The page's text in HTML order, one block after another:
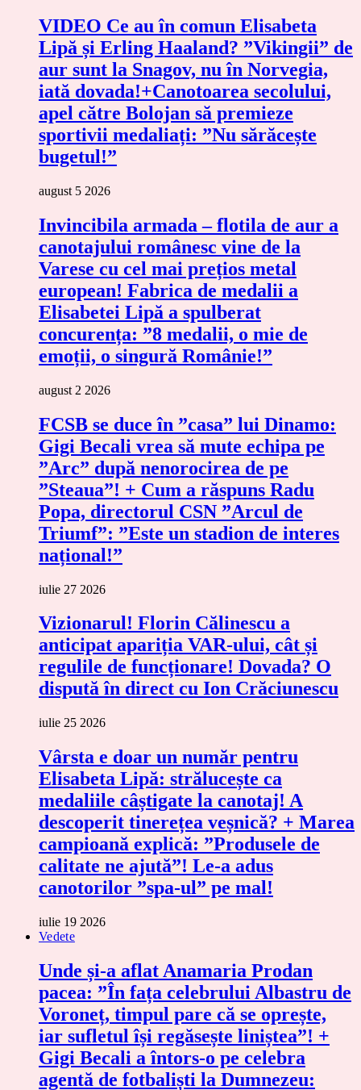
VIDEO Ce au în comun Elisabeta
Lipă și Erling Haaland? ”Vikingii” de
aur sunt la Snagov, nu în Norvegia,
iată dovada!+Canotoarea secolului,
apel către Bolojan să premieze
sportivii medaliați: ”Nu sărăcește
bugetul!”
august 5 2026
Invincibila armada – flotila de aur a
canotajului românesc vine de la
Varese cu cel mai prețios metal
european! Fabrica de medalii a
Elisabetei Lipă a spulberat
concurența: ”8 medalii, o mie de
emoții, o singură Românie!”
august 2 2026
FCSB se duce în ”casa” lui Dinamo:
Gigi Becali vrea să mute echipa pe
”Arc” după nenorocirea de pe
”Steaua”! + Cum a răspuns Radu
Popa, directorul CSN ”Arcul de
Triumf”: ”Este un stadion de interes
național!”
iulie 27 2026
Vizionarul! Florin Călinescu a
anticipat apariția VAR-ului, cât și
regulile de funcționare! Dovada? O
dispută în direct cu Ion Crăciunescu
iulie 25 2026
Vârsta e doar un număr pentru
Elisabeta Lipă: strălucește ca
medaliile câștigate la canotaj! A
descoperit tinerețea veșnică? + Marea
campioană explică: ”Produsele de
calitate ne ajută”! Le-a adus
canotorilor ”spa-ul” pe mal!
iulie 19 2026
Vedete
Unde și-a aflat Anamaria Prodan
pacea: ”În fața celebrului Albastru de
Voroneț, timpul pare că se oprește,
iar sufletul își regăsește liniștea”! +
Gigi Becali a întors-o pe celebra
agentă de fotbaliști la Dumnezeu: